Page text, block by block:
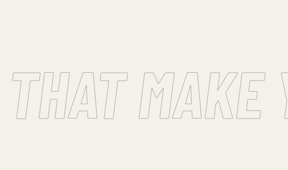
MAKE